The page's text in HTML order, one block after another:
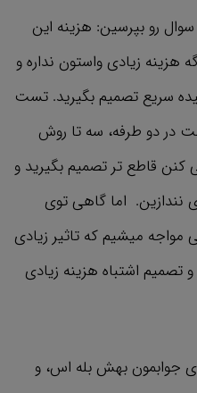
رو بپرسین: هزینه این
زیادی واستون نداره و
سریع تصمیم بگیرید. تست
در دو طرفه، سه تا روش
قاطع ‌تر تصمیم بگیرید و
نندازین. اما گاهی توی
میشیم که تاثیر زیادی
تصمیم اشتباه هزینه زیادی
بهش بله اس، و